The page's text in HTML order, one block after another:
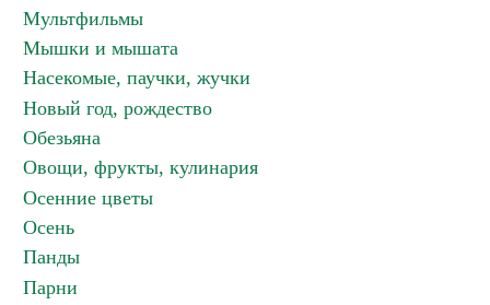
Мультфильмы
Мышки и мышата
Насекомые, паучки, жучки
Новый год, рождество
Обезьяна
Овощи, фрукты, кулинария
Осенние цветы
Осень
Панды
Парни